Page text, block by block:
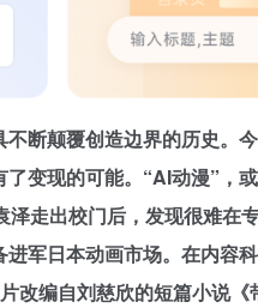
断颠覆创造边界的历史。
变现的可能。“AI动漫”，
泽走出校门后，发现很难
军日本动画市场。 在内容
改编自刘慈欣的短篇小说